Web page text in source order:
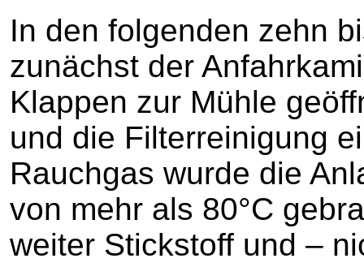
In den folgenden zehn
zunächst der
Klappen zur Mühle
und die Filterreinigung
Rauchgas wurde die
von mehr als 80°C
weiter Stickstoff und –